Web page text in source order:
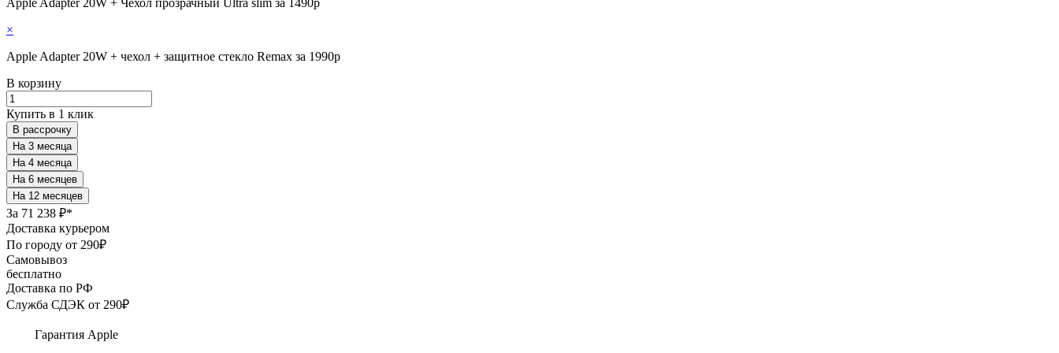
×
Apple Adapter 20W + чехол + защитное стекло Remax за 1990р
В корзину
Купить в 1 клик
В рассрочку
За 71 238 ₽*
Доставка курьером
По городу от 290₽
Самовывоз
бесплатно
Доставка по РФ
Служба СДЭК от 290₽
Гарантия Apple